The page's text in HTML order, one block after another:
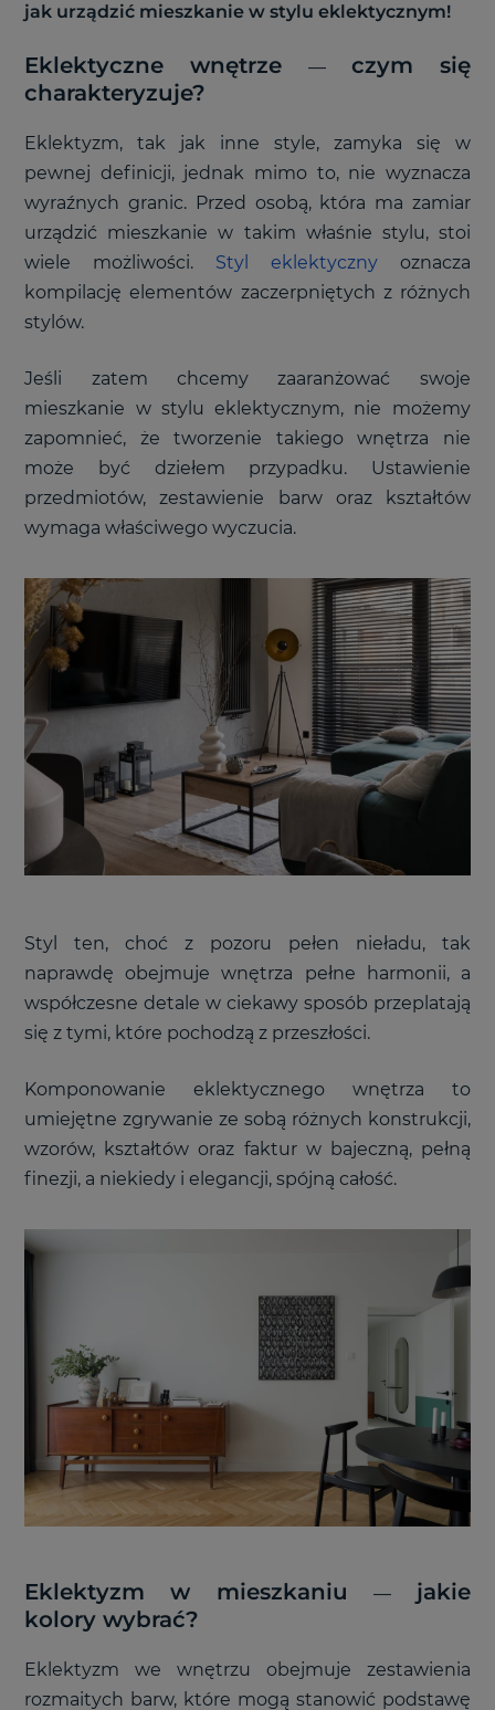
jak urządzić mieszkanie w stylu eklektycznym!
Eklektyczne wnętrze —czym się
charakteryzuje?
Eklektyzm, tak jak inne style, zamyka się w
pewnej definicji, jednak mimo to, nie wyznacza
wyraźnych granic. Przed osobą, która ma zamiar
urządzić mieszkanie w takim właśnie stylu, stoi
wiele możliwości. Styl eklektycznyoznacza
kompilację elementów zaczerpniętych z różnych
stylów.
Jeśli zatem chcemy zaaranżować swoje
mieszkanie w stylu eklektycznym, nie możemy
zapomnieć, że tworzenie takiego wnętrza nie
może być dziełem przypadku. Ustawienie
przedmiotów, zestawienie barw oraz kształtów
wymaga właściwego wyczucia.
Styl ten, choć z pozoru pełen nieładu, tak
naprawdę obejmuje wnętrza pełne harmonii, a
współczesne detale w ciekawy sposób przeplatają
się z tymi, które pochodzą z przeszłości.
Komponowanie eklektycznego wnętrza to
umiejętne zgrywanie ze sobą różnych konstrukcji,
wzorów, kształtów oraz faktur w bajeczną, pełną
finezji, a niekiedy i elegancji, spójną całość.
Eklektyzm w mieszkaniu —jakie
kolory wybrać?
Eklektyzm we wnętrzu obejmuje zestawienia
rozmaitych barw, które mogą stanowić podstawę